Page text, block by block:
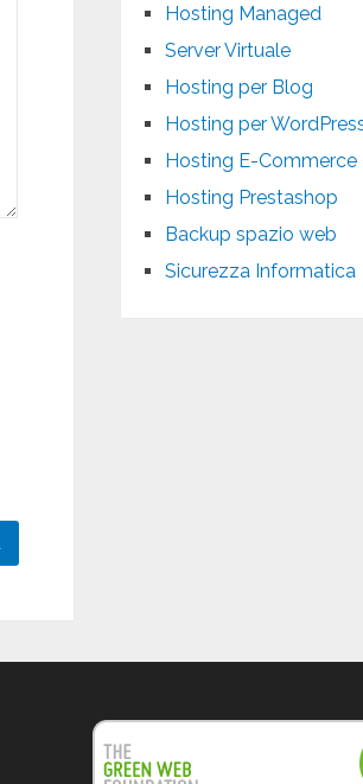
Hosting Managed
Server Virtuale
Hosting per Blog
Hosting per
Hosting E-Commerce
Hosting Prestashop
Backup spazio web
Sicurezza Informatica